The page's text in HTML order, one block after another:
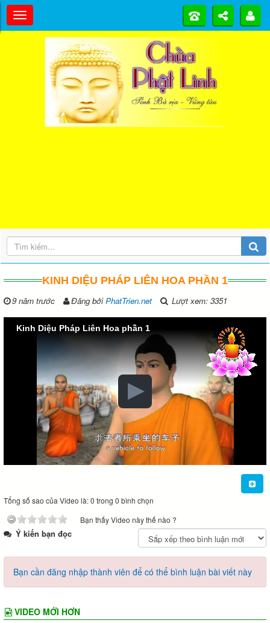
KINH DIỆU PHÁP LIÊN HOA PHẦN 1
9 năm trước Đăng bởiPhatTrien.net Lượt xem: 3351
Kinh Diệu Pháp Liên Hoa phần 1
Tổng số sao của Video là: 0 trong 0 bình chọn
Bạn thấy Video này thế nào ?
Ý kiến bạn đọc
Bạn cần đăng nhập thành viên để có thể bình luận bài viết này
VIDEO MỚI HƠN